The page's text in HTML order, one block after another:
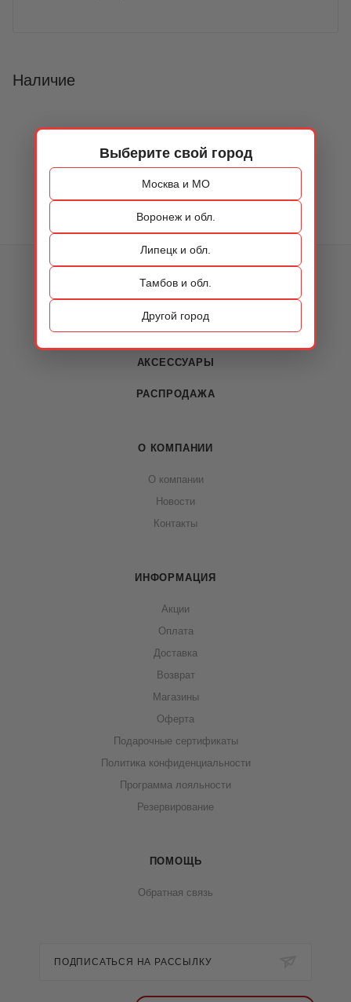
Выберите свой город
Москва и МО
Воронеж и обл.
Липецк и обл.
Тамбов и обл.
Другой город
Наличие
КАТАЛОГ
ОБУВЬ
СУМКИ
АКСЕССУАРЫ
РАСПРОДАЖА
О КОМПАНИИ
О компании
Новости
Контакты
ИНФОРМАЦИЯ
Акции
Оплата
Доставка
Возврат
Магазины
Оферта
Подарочные сертификаты
Политика конфиденциальности
Программа лояльности
Резервирование
ПОМОЩЬ
Обратная связь
ПОДПИСАТЬСЯ НА РАССЫЛКУ